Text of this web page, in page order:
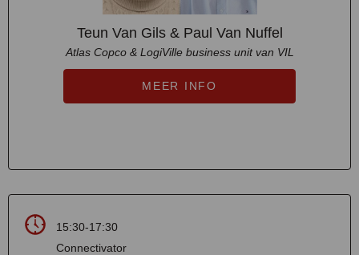
Teun Van Gils & Paul Van Nuffel
Atlas Copco & LogiVille business unit van VIL
MEER INFO
15:30-17:30
Connectivator